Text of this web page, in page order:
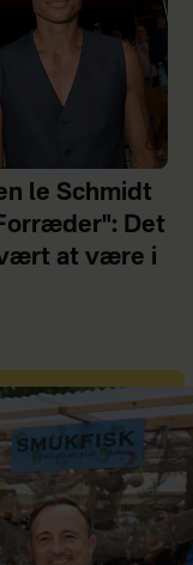
le Schmidt
Det
at være i